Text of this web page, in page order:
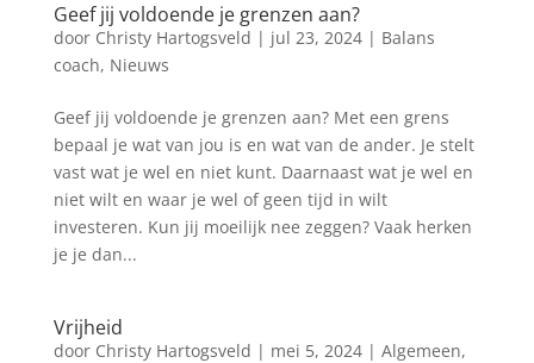
Geef jij voldoende je grenzen aan?
door Christy Hartogsveld | jul 23, 2024| Balans
coach, Nieuws
Geef jij voldoende je grenzen aan? Met een grens
bepaal je wat van jou is en wat van de ander. Je stelt
vast wat je wel en niet kunt. Daarnaast wat je wel en
niet wilt en waar je wel of geen tijd in wilt
investeren. Kun jij moeilijk nee zeggen? Vaak herken
je je dan...
Vrijheid
door Christy Hartogsveld | mei 5, 2024| Algemeen,